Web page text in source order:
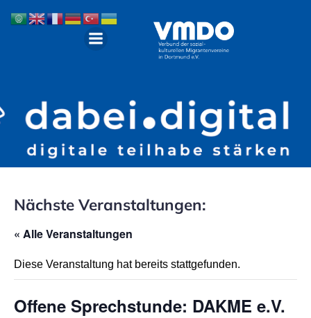
Nächste Veranstaltungen:
« Alle Veranstaltungen
Diese Veranstaltung hat bereits stattgefunden.
Offene Sprechstunde: DAKME e.V.